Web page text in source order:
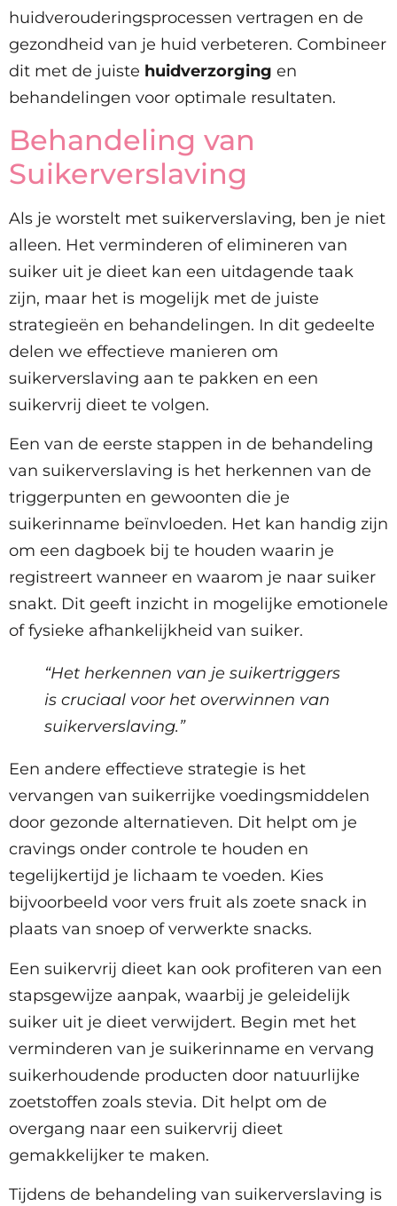
huidverouderingsprocessen vertragen en de
gezondheid van je huid verbeteren. Combineer
dit met de juiste huidverzorging en
behandelingen voor optimale resultaten.
Behandeling van
Suikerverslaving
Als je worstelt met suikerverslaving, ben je niet
alleen. Het verminderen of elimineren van
suiker uit je dieet kan een uitdagende taak
zijn, maar het is mogelijk met de juiste
strategieën en behandelingen. In dit gedeelte
delen we effectieve manieren om
suikerverslaving aan te pakken en een
suikervrij dieet te volgen.
Een van de eerste stappen in de behandeling
van suikerverslaving is het herkennen van de
triggerpunten en gewoonten die je
suikerinname beïnvloeden. Het kan handig zijn
om een dagboek bij te houden waarin je
registreert wanneer en waarom je naar suiker
snakt. Dit geeft inzicht in mogelijke emotionele
of fysieke afhankelijkheid van suiker.
“Het herkennen van je suikertriggers
is cruciaal voor het overwinnen van
suikerverslaving.”
Een andere effectieve strategie is het
vervangen van suikerrijke voedingsmiddelen
door gezonde alternatieven. Dit helpt om je
cravings onder controle te houden en
tegelijkertijd je lichaam te voeden. Kies
bijvoorbeeld voor vers fruit als zoete snack in
plaats van snoep of verwerkte snacks.
Een suikervrij dieet kan ook profiteren van een
stapsgewijze aanpak, waarbij je geleidelijk
suiker uit je dieet verwijdert. Begin met het
verminderen van je suikerinname en vervang
suikerhoudende producten door natuurlijke
zoetstoffen zoals stevia. Dit helpt om de
overgang naar een suikervrij dieet
gemakkelijker te maken.
Tijdens de behandeling van suikerverslaving is